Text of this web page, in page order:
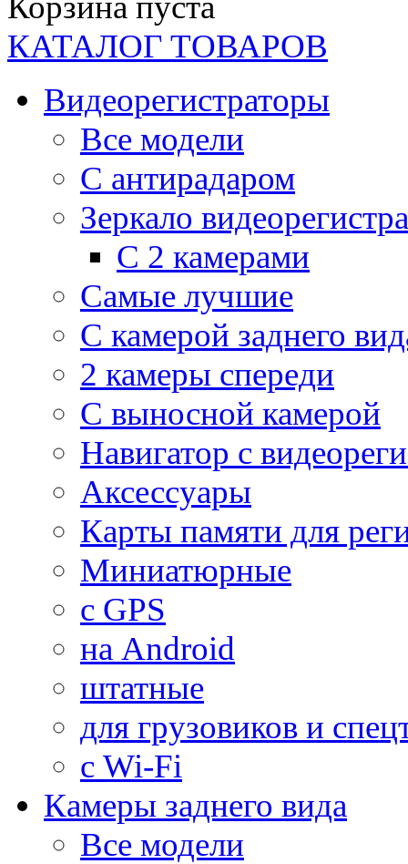
КАТАЛОГ ТОВАРОВ
Видеорегистраторы
Все модели
C антирадаром
Зеркало
С 2 камерами
Самые лучшие
С камерой заднего
2 камеры спереди
С выносной камерой
Навигатор с
Аксессуары
Карты памяти для
Миниатюрные
с GPS
на Android
штатные
для грузовиков и
с Wi-Fi
Камеры заднего вида
Все модели